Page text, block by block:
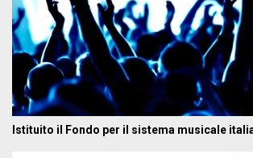
Istituito il Fondo per il sistema musicale